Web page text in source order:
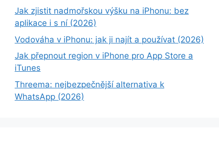
Jak zjistit nadmořskou výšku na iPhonu: bez
aplikace i s ní (2026)
Vodováha v iPhonu: jak ji najít a používat (2026)
Jak přepnout region v iPhone pro App Store a
iTunes
Threema: nejbezpečnější alternativa k
WhatsApp (2026)